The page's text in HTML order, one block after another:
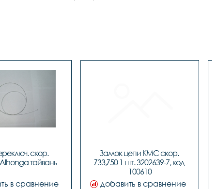
скор.
тайвань
в сравнение
Замок цепи KMC скор.
Z33,Z50 1 шт. 3202639-7, код
100610
добавить в сравнение